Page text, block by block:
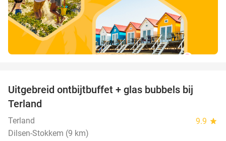
Uitgebreid ontbijtbuffet + glas bubbels bij
Terland
Terland 9.9 star
Dilsen-Stokkem (9 km)